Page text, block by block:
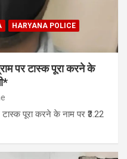
HARYANA POLICE
पर टास्क पूरा करने के
पूरा करने के नाम पर ₹3.22